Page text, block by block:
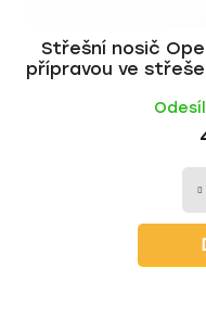
Střešní nosič
přípravou ve střeše